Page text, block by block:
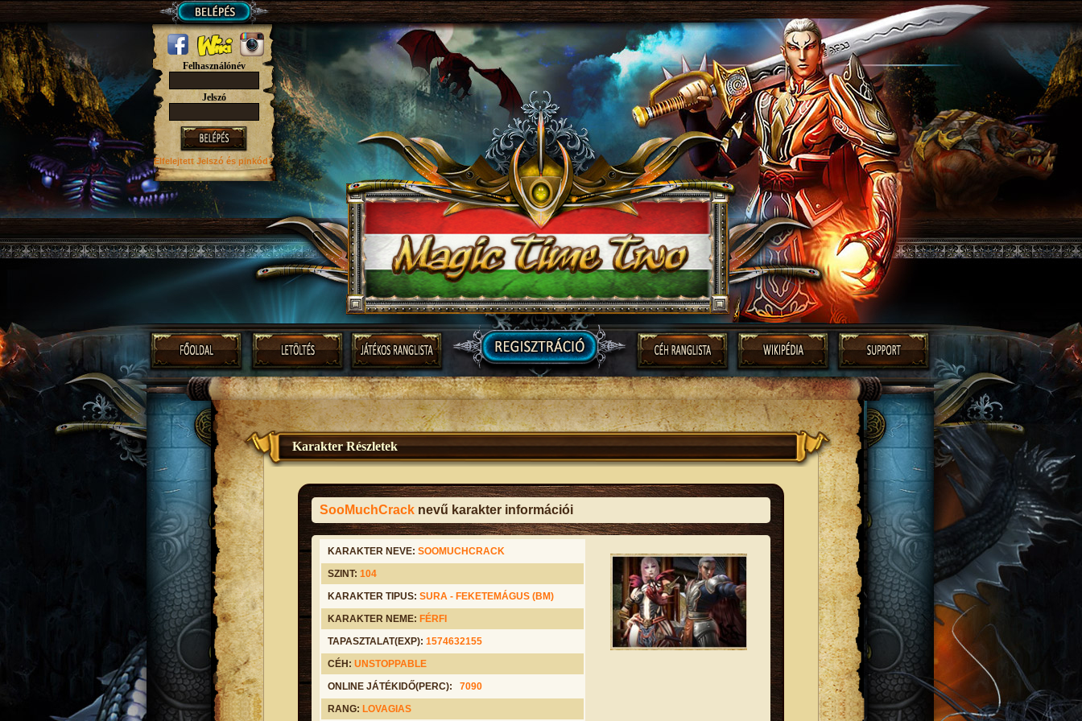
Felhasználónév
Jelszó
Elfelejtett Jelszó és pinkód?
Karakter Részletek
SooMuchCrack nevű karakter információi
KARAKTER NEVE: SOOMUCHCRACK
SZINT: 104
KARAKTER TIPUS: SURA - FEKETEMÁGUS (BM)
KARAKTER NEME: FÉRFI
TAPASZTALAT(EXP): 1574632155
CÉH: UNSTOPPABLE
ONLINE JÁTÉKIDŐ(PERC): 7090
RANG: LOVAGIAS